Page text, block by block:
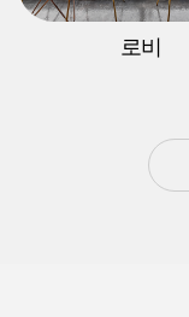
로비